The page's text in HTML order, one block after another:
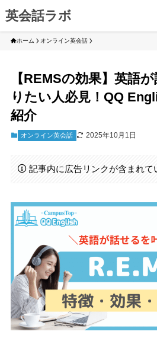
英会話ラボ
ホーム オンライン英会話
【REMSの効果】英語
りたい人必見！QQ
紹介
オンライン英会話 2025年10月1日
記事内に広告リンクが含まれて